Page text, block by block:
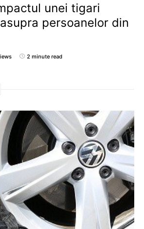
unei tigari
persoanelor din
2 minute read